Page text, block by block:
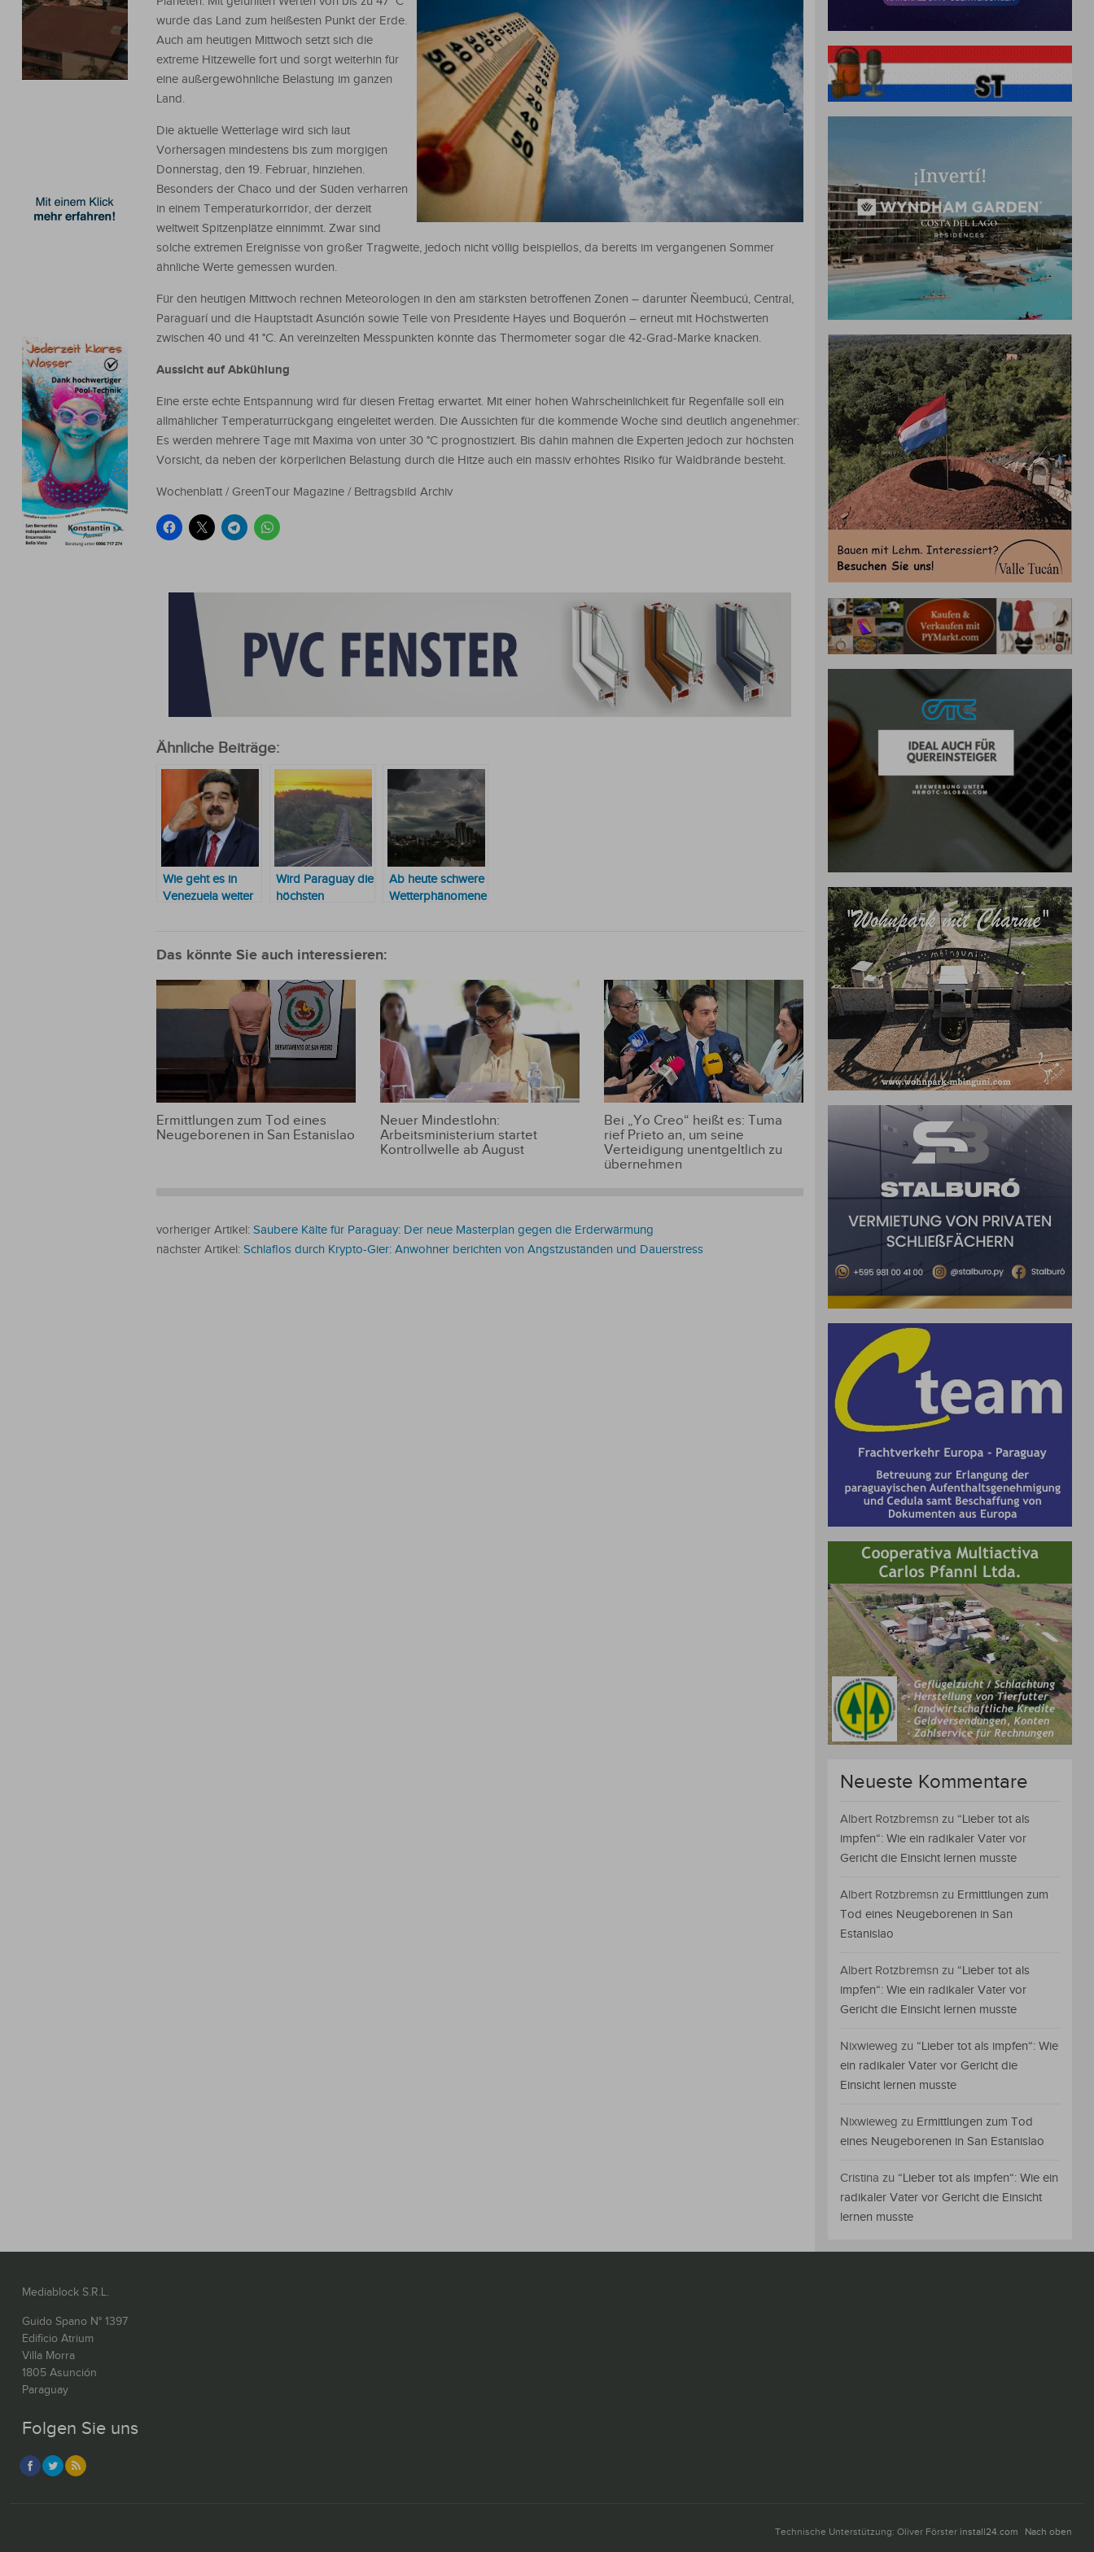
wurde das Land zum heißesten Punkt der Erde.
Auch am heutigen Mittwoch setzt sich die
extreme Hitzewelle fort und sorgt weiterhin für
eine außergewöhnliche Belastung im ganzen
Land.
Die aktuelle Wetterlage wird sich laut
Vorhersagen mindestens bis zum morgigen
Donnerstag, den 19. Februar, hinziehen.
Besonders der Chaco und der Süden verharren
in einem Temperaturkorridor, der derzeit
weltweit Spitzenplätze einnimmt. Zwar sind
solche extremen Ereignisse von großer Tragweite, jedoch nicht völlig beispiellos, da bereits im vergangenen Sommer
ähnliche Werte gemessen wurden.
Für den heutigen Mittwoch rechnen Meteorologen in den am stärksten betroffenen Zonen – darunter Ñeembucú, Central,
Paraguarí und die Hauptstadt Asunción sowie Teile von Presidente Hayes und Boquerón – erneut mit Höchstwerten
zwischen 40 und 41 °C. An vereinzelten Messpunkten könnte das Thermometer sogar die 42-Grad-Marke knacken.
Aussicht auf Abkühlung
Eine erste echte Entspannung wird für diesen Freitag erwartet. Mit einer hohen Wahrscheinlichkeit für Regenfälle soll ein
allmählicher Temperaturrückgang eingeleitet werden. Die Aussichten für die kommende Woche sind deutlich angenehmer:
Es werden mehrere Tage mit Maxima von unter 30 °C prognostiziert. Bis dahin mahnen die Experten jedoch zur höchsten
Vorsicht, da neben der körperlichen Belastung durch die Hitze auch ein massiv erhöhtes Risiko für Waldbrände besteht.
Wochenblatt / GreenTour Magazine / Beitragsbild Archiv
Ähnliche Beiträge:
Wie geht es in
Venezuela weiter
Paraguay?
Wird Paraguay die
höchsten
Ab heute schwere
Wetterphänomene
Das könnte Sie auch interessieren:
Ermittlungen zum Tod eines
Neugeborenen in San Estanislao
Neuer Mindestlohn:
Arbeitsministerium startet
Kontrollwelle ab August
Bei „Yo Creo“ heißt es: Tuma
rief Prieto an, um seine
Verteidigung unentgeltlich zu
übernehmen
vorheriger Artikel: Saubere Kälte für Paraguay: Der neue Masterplan gegen die Erderwärmung
nächster Artikel: Schlaflos durch Krypto-Gier: Anwohner berichten von Angstzuständen und Dauerstress
Neueste Kommentare
Albert Rotzbremsn zu “Lieber tot als
impfen“: Wie ein radikaler Vater vor
Gericht die Einsicht lernen musste
Albert Rotzbremsn zu Ermittlungen zum
Tod eines Neugeborenen in San
Estanislao
Albert Rotzbremsn zu “Lieber tot als
impfen“: Wie ein radikaler Vater vor
Gericht die Einsicht lernen musste
Nixwieweg zu “Lieber tot als impfen“: Wie
ein radikaler Vater vor Gericht die
Einsicht lernen musste
Nixwieweg zu Ermittlungen zum Tod
eines Neugeborenen in San Estanislao
Cristina zu “Lieber tot als impfen“: Wie ein
radikaler Vater vor Gericht die Einsicht
lernen musste
Mediablock S.R.L.
Guido Spano N° 1397
Edificio Atrium
Villa Morra
1805 Asunción
Paraguay
Folgen Sie uns
Technische Unterstützung: Oliver Förster install24.com Nach oben